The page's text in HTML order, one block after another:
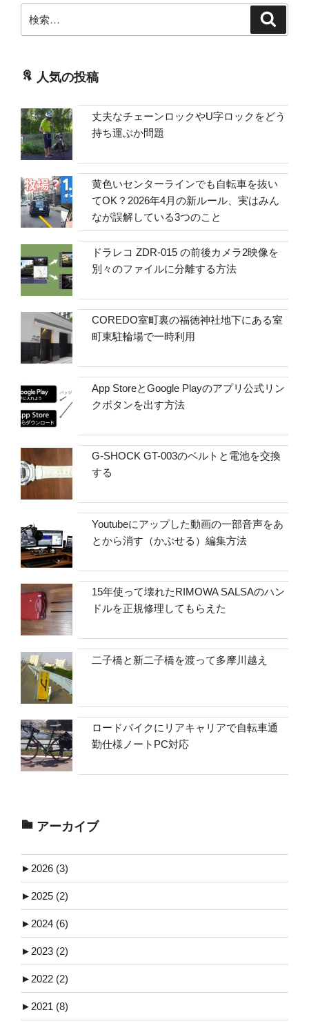
索:
人気の投稿
丈夫なチェーンロックやU字ロックをどう
持ち運ぶか問題
黄色いセンターラインでも自転車を抜い
てOK？2026年4月の新ルール、実はみん
なが誤解している3つのこと
ドラレコ ZDR-015 の前後カメラ2映像を
別々のファイルに分離する方法
COREDO室町裏の福徳神社地下にある室
町東駐輪場で一時利用
App StoreとGoogle Playのアプリ公式リン
クボタンを出す方法
G-SHOCK GT-003のベルトと電池を交換
する
Youtubeにアップした動画の一部音声をあ
とから消す（かぶせる）編集方法
15年使って壊れたRIMOWA SALSAのハン
ドルを正規修理してもらえた
二子橋と新二子橋を渡って多摩川越え
ロードバイクにリアキャリアで自転車通
勤仕様ノートPC対応
アーカイブ
► 2026 (3)
► 2025 (2)
► 2024 (6)
► 2023 (2)
► 2022 (2)
► 2021 (8)